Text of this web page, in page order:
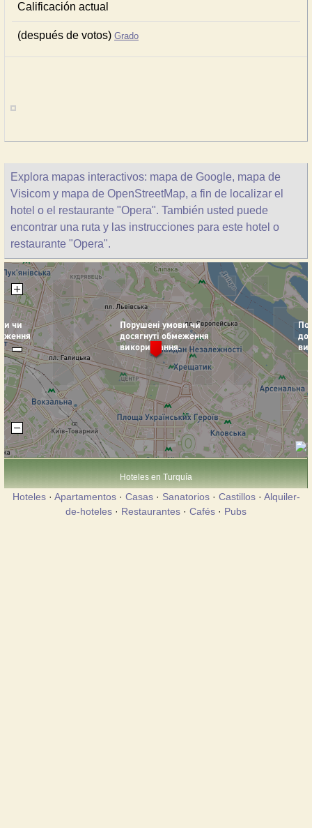
Calificación actual
(después de votos) Grado
Explora mapas interactivos: mapa de Google, mapa de
Visicom y mapa de OpenStreetMap, a fin de localizar el
hotel o el restaurante "Opera". También usted puede
encontrar una ruta y las instrucciones para este hotel o
restaurante "Opera".
Hoteles en Turquía
Hoteles· Apartamentos· Casas· Sanatorios· Castillos· Alquiler-
de-hoteles · Restaurantes · Cafés · Pubs